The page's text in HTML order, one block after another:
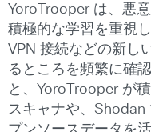
YoroTrooper は、悪
積極的な学習を重視
VPN 接続などの新し
るところを頻繁に確
と、YoroTrooper が
スキャナや、Shodan